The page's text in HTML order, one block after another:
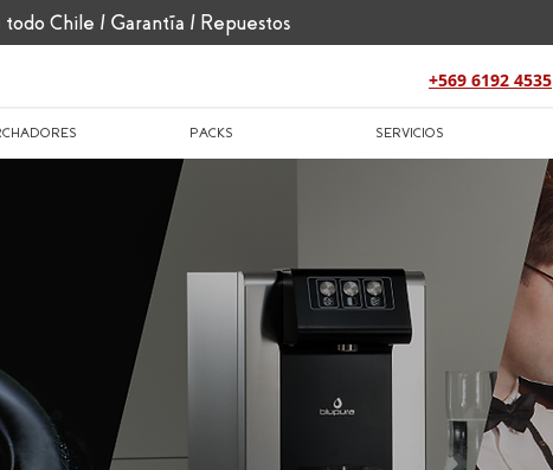
+569 6192 4535
todo Chile / Garantía / Repuestos
PACKS SERVICIOS